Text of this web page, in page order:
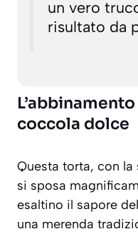
un vero
risultato da
coccola dolce
Questa torta, con
si sposa
esaltino il sapore
una merenda